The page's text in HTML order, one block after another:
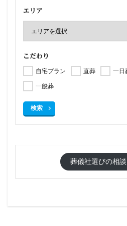
エリア
こだわり
自宅プラン 直葬 一日
一般葬
検索
葬儀社選びの相